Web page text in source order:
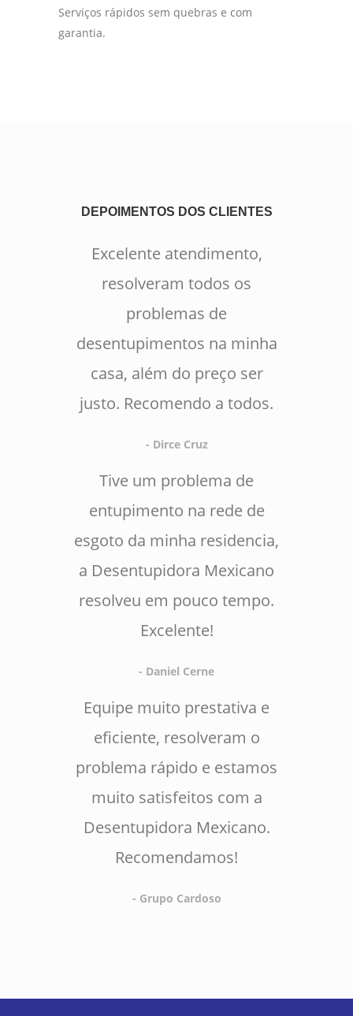
Serviços rápidos sem quebras e com
garantia.
DEPOIMENTOS DOS CLIENTES
Excelente atendimento,
resolveram todos os
problemas de
desentupimentos na minha
casa, além do preço ser
justo. Recomendo a todos.
- Dirce Cruz
Tive um problema de
entupimento na rede de
esgoto da minha residencia,
a Desentupidora Mexicano
resolveu em pouco tempo.
Excelente!
- Daniel Cerne
Equipe muito prestativa e
eficiente, resolveram o
problema rápido e estamos
muito satisfeitos com a
Desentupidora Mexicano.
Recomendamos!
- Grupo Cardoso